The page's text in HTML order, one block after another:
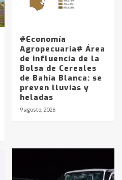
#Economía
Agropecuaria# Área
de influencia de la
Bolsa de Cereales
de Bahía Blanca: se
preven lluvias y
heladas
9 agosto, 2026
del lunes